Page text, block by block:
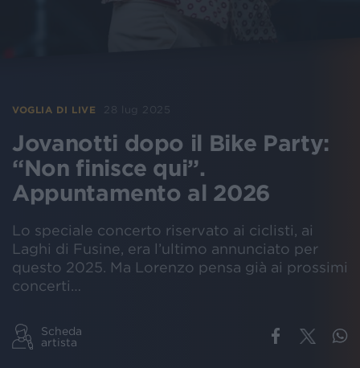
VOGLIA DI LIVE 28 lug 2025
Jovanotti dopo il Bike Party:
“Non finisce qui”.
Appuntamento al 2026
Lo speciale concerto riservato ai ciclisti, ai
Laghi di Fusine, era l’ultimo annunciato per
questo 2025. Ma Lorenzo pensa già ai prossimi
concerti…
Scheda
artista